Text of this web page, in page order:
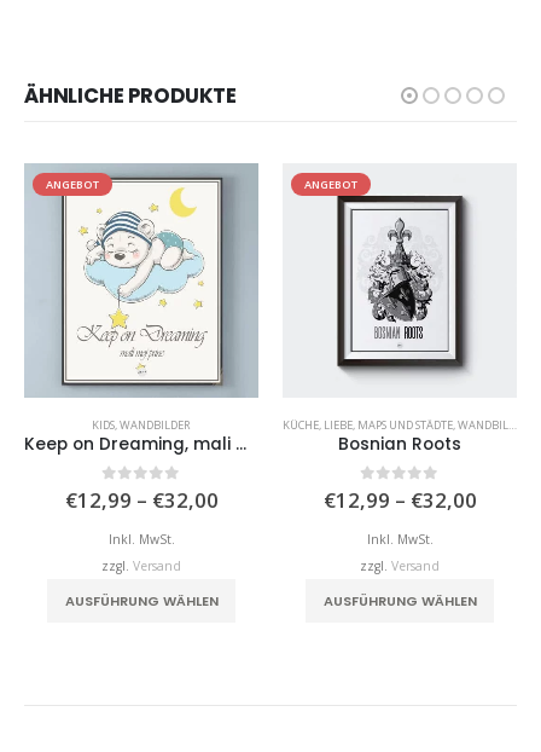
ÄHNLICHE PRODUKTE
ANGEBOT
KIDS,WANDBILDER
Keep on Dreaming, mali moj princ
0von 5
€12,99 – €32,00Preisspanne:
Inkl. MwSt.
zzgl. Versand
AUSFÜHRUNG WÄHLEN
ANGEBOT
KÜCHE, LIEBE, MAPS UND STÄDTE,WANDBILDER
Bosnian Roots
0von 5
€12,99 – €32,00
Inkl. MwSt.
zzgl. Versand
AUSFÜHRUNG WÄHLEN